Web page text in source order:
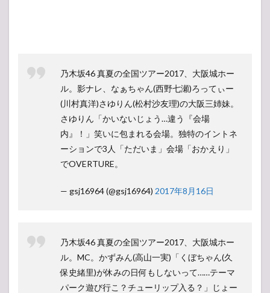
乃木坂46 真夏の全国ツアー2017、大阪城ホー
ル。影ナレ、なぁちゃん(西野七瀬)ろってぃー
(川村真洋)さゆりん(松村沙友理)の大阪三姉妹。
さゆりん「かいないじょう…違う『会場
内』！」笑いに包まれる会場。独特のイントネ
ーションで3人「ただいま」会場「おかえり」
でOVERTURE。
— gsj16964 (@gsj16964) 2017年8月16日
乃木坂46 真夏の全国ツアー2017、大阪城ホー
ル。MC。かずみん(高山一実)「くぼちゃん(久
保史緒里)が休みの日何もしないって……テーマ
パーク遊び行こ？チューリップ入る？」じょー